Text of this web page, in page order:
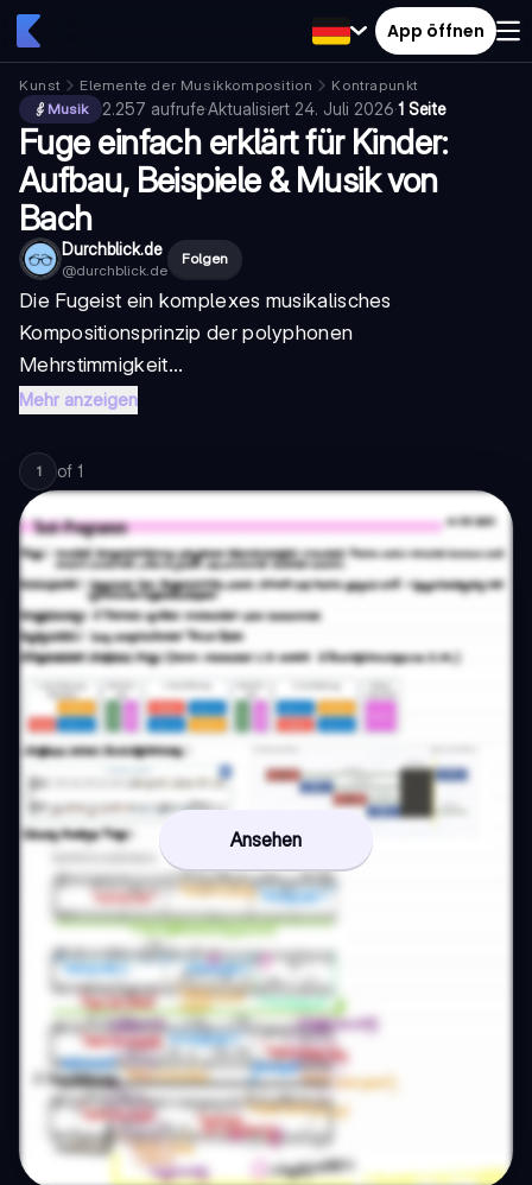
App öffnen
Kunst Elemente der Musikkomposition
Kontrapunkt
Musik
2.257 aufrufe·Aktualisiert 24. Juli 2026·1 Seite
Fuge einfach erklärt für Kinder:
Aufbau, Beispiele & Musik von
Bach
Durchblick.de
@durchblick.de
Folgen
Die Fugeist ein komplexes musikalisches
Kompositionsprinzip der polyphonen
Mehrstimmigkeit...
Mehr anzeigen
1 of 1
Ansehen